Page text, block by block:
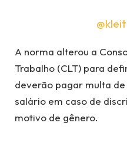
A norma alterou a
Trabalho (CLT) para
deverão pagar multa
salário em caso de
motivo de gênero.